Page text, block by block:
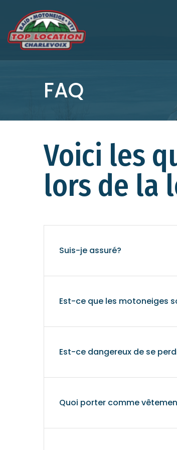
FAQ
Voici les
lors de la
Suis-je assuré?
Est-ce que les motoneiges
Est-ce dangereux de se
Quoi porter comme